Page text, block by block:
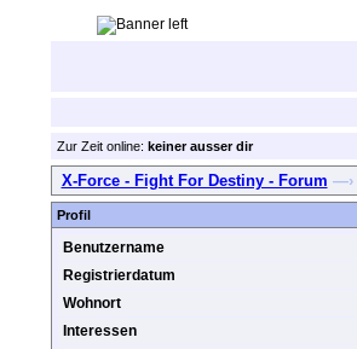
Zur Zeit online: keiner ausser dir
X-Force - Fight For Destiny - Forum —›
Profil
Benutzername
Registrierdatum
Wohnort
Interessen